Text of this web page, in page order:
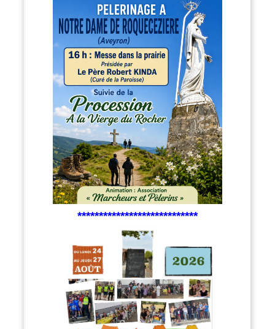
****************************